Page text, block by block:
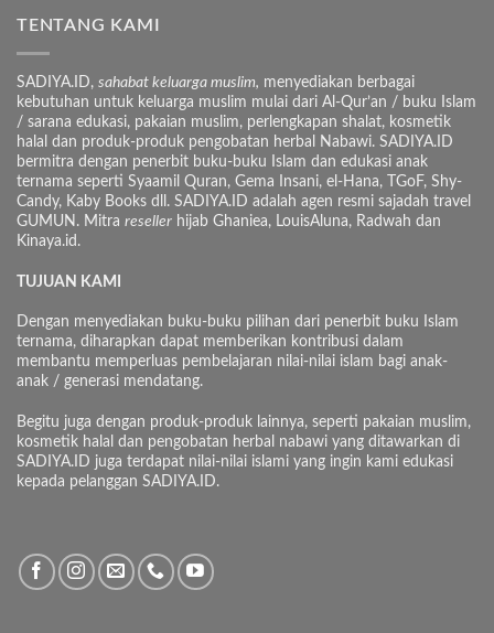
TENTANG KAMI
SADIYA.ID, sahabat keluarga muslim, menyediakan berbagai
kebutuhan untuk keluarga muslim mulai dari Al-Qur’an / buku Islam
/ sarana edukasi, pakaian muslim, perlengkapan shalat, kosmetik
halal dan produk-produk pengobatan herbal Nabawi. SADIYA.ID
bermitra dengan penerbit buku-buku Islam dan edukasi anak
ternama seperti Syaamil Quran, Gema Insani, el-Hana, TGoF, Shy-
Candy, Kaby Books dll. SADIYA.ID adalah agen resmi sajadah travel
GUMUN. Mitra reseller hijab Ghaniea, LouisAluna, Radwah dan
Kinaya.id.
TUJUAN KAMI
Dengan menyediakan buku-buku pilihan dari penerbit buku Islam
ternama, diharapkan dapat memberikan kontribusi dalam
membantu memperluas pembelajaran nilai-nilai islam bagi anak-
anak / generasi mendatang.
Begitu juga dengan produk-produk lainnya, seperti pakaian muslim,
kosmetik halal dan pengobatan herbal nabawi yang ditawarkan di
SADIYA.ID juga terdapat nilai-nilai islami yang ingin kami edukasi
kepada pelanggan SADIYA.ID.